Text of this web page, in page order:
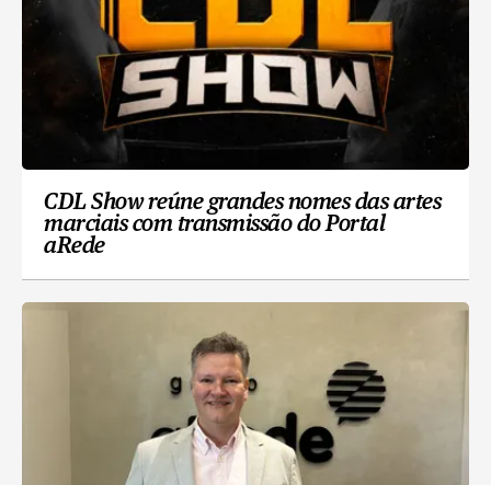
CDL Show reúne grandes nomes das artes
marciais com transmissão do Portal
aRede